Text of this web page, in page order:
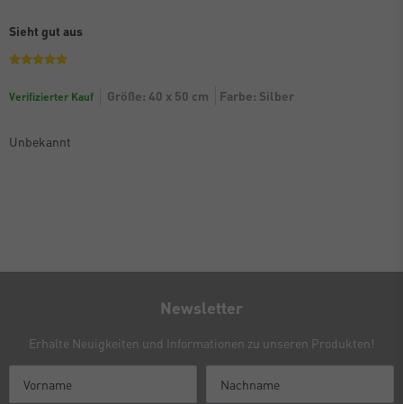
Sieht gut aus
Verifizierter Kauf Größe: 40 x 50 cm Farbe: Silber
Unbekannt
Newsletter
Erhalte Neuigkeiten und Informationen zu unseren Produkten!